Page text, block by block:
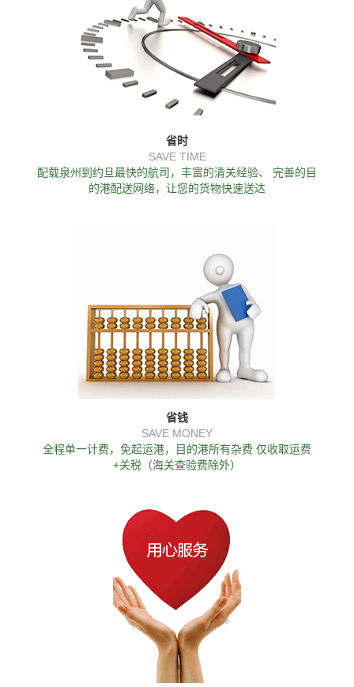
省时
SAVE TIME
配载泉州到约旦最快的航司，丰富的清关经验、 完善的目
的港配送网络，让您的货物快速送达
省钱
SAVE MONEY
全程单一计费，免起运港，目的港所有杂费 仅收取运费
+关税（海关查验费除外）